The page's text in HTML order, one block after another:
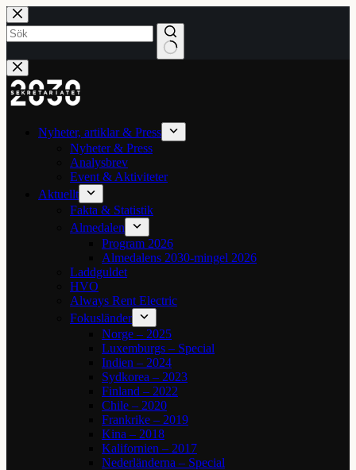
Hoppa
till
innehåll
Inga
resultat
Nyheter, artiklar & Press
Nyheter & Press
Analysbrev
Event & Aktiviteter
Aktuellt
Fakta & Statistik
Almedalen
Program 2026
Almedalens 2030-mingel 2026
Laddguldet
HVO
Always Rent Electric
Fokusländer
Norge – 2025
Luxemburgs – Special
Indien – 2024
Sydkorea – 2023
Finland – 2022
Chile – 2020
Frankrike – 2019
Kina – 2018
Kalifornien – 2017
Nederländerna – Special